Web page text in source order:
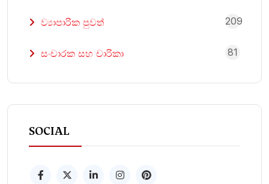
ව්‍යාපාරික පුවත් 209
සංචාරක සහ චාරිකා 81
SOCIAL